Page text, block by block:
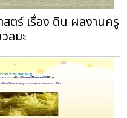
ตร์ เรื่อง ดิน ผลงานครู
ลมะ